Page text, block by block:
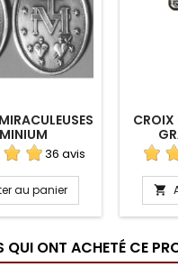
36 avis
au panier
CROIX

QUI ONT ACHETÉ CE